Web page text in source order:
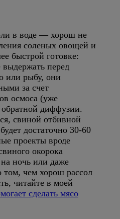
в воде — хорош не
соленых овощей и
быстрой готовке:
выдержать перед
или рыбу, они
за счет
осмоса (уже
диффузии.
свиной отбивной
достаточно 30-60
проекты вроде
окорока
ночь или даже
чем хорош рассол
читайте в моей
сделать мясо